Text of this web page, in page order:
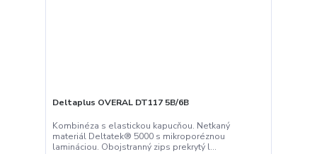
Deltaplus OVERAL DT117 5B/6B
Kombinéza s elastickou kapucňou. Netkaný
materiál Deltatek® 5000 s mikroporéznou
lamináciou. Obojstranný zips prekrytý l...